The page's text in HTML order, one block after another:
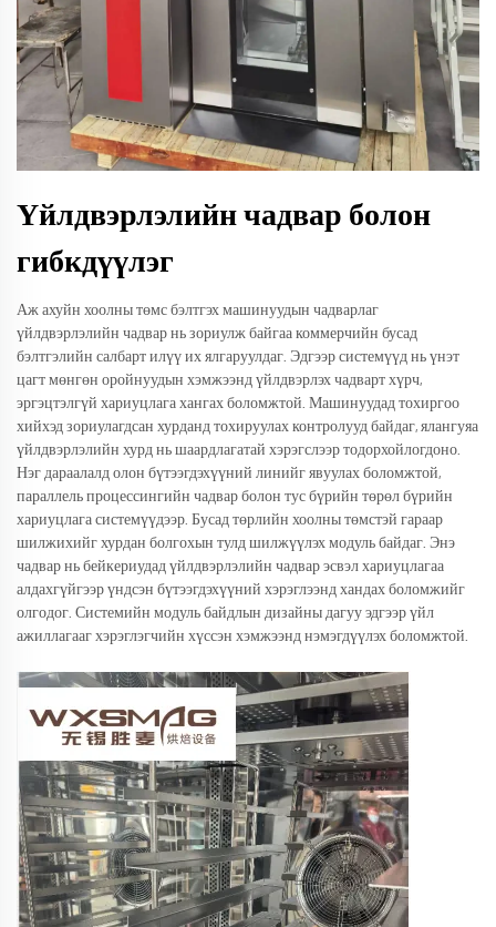
Үйлдвэрлэлийн чадвар болон
гибкдүүлэг
Аж ахуйн хоолны төмс бэлтгэх машинуудын чадварлаг
үйлдвэрлэлийн чадвар нь зориулж байгаа коммерчийн бусад
бэлтгэлийн салбарт илүү их ялгаруулдаг. Эдгээр системүүд нь үнэт
цагт мөнгөн оройнуудын хэмжээнд үйлдвэрлэх чадварт хүрч,
эргэцтэлгүй хариуцлага хангах боломжтой. Машинуудад тохиргоо
хийхэд зориулагдсан хурданд тохируулах контролууд байдаг, ялангуяа
үйлдвэрлэлийн хурд нь шаардлагатай хэрэгслээр тодорхойлогдоно.
Нэг дараалалд олон бүтээгдэхүүний линийг явуулах боломжтой,
параллель процессингийн чадвар болон тус бүрийн төрөл бүрийн
хариуцлага системүүдээр. Бусад төрлийн хоолны төмстэй гараар
шилжихийг хурдан болгохын тулд шилжүүлэх модуль байдаг. Энэ
чадвар нь бейкериудад үйлдвэрлэлийн чадвар эсвэл хариуцлагаа
алдахгүйгээр үндсэн бүтээгдэхүүний хэрэглээнд хандах боломжийг
олгодог. Системийн модуль байдлын дизайны дагуу эдгээр үйл
ажиллагааг хэрэглэгчийн хүссэн хэмжээнд нэмэгдүүлэх боломжтой.